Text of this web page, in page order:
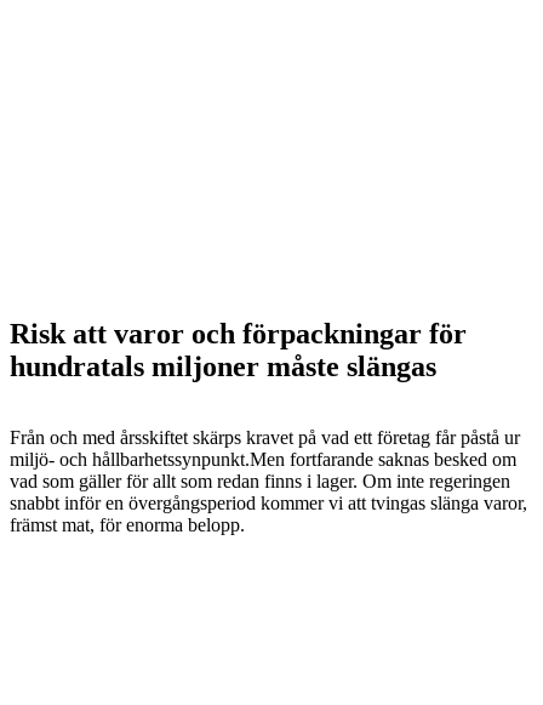
Risk att varor och förpackningar för
hundratals miljoner måste slängas
Från och med årsskiftet skärps kravet på vad ett företag får påstå ur
miljö- och hållbarhetssynpunkt.Men fortfarande saknas besked om
vad som gäller för allt som redan finns i lager. Om inte regeringen
snabbt inför en övergångsperiod kommer vi att tvingas slänga varor,
främst mat, för enorma belopp.